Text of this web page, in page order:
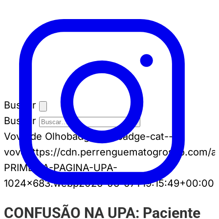
Buscar
Buscar
Vovô de Olhobadge-cat badge-cat--
vovo
https://cdn.perrenguematogrosso.com/
PRIMEIRA-PAGINA-UPA-
1024x683.webp2026-06-07T19:15:49+00:00
CONFUSÃO NA UPA: Paciente